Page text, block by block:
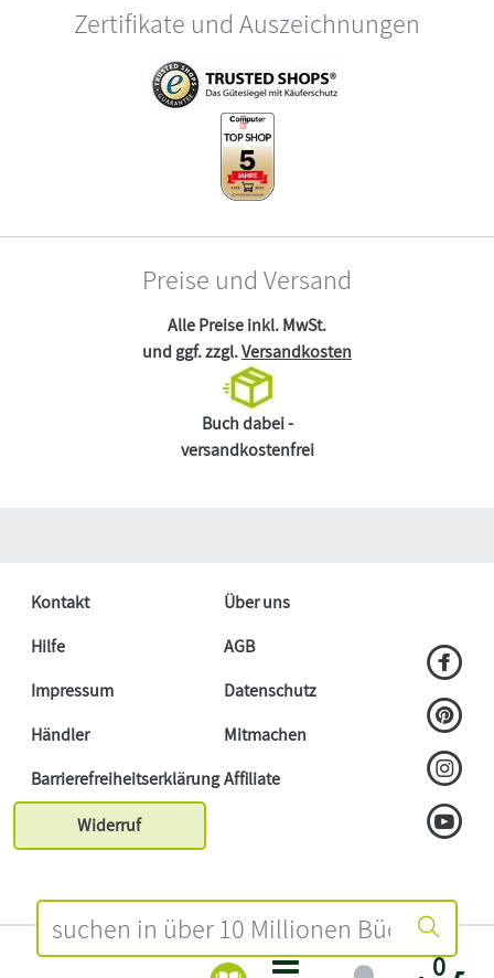
0
Zertifikate und Auszeichnungen
Preise und Versand
Alle Preise inkl. MwSt.
und ggf. zzgl.Versandkosten
Buch dabei -
versandkostenfrei
Kontakt
Über uns
Hilfe
AGB
Impressum
Datenschutz
Händler
Mitmachen
BarrierefreiheitserklärungAffiliate
Widerruf